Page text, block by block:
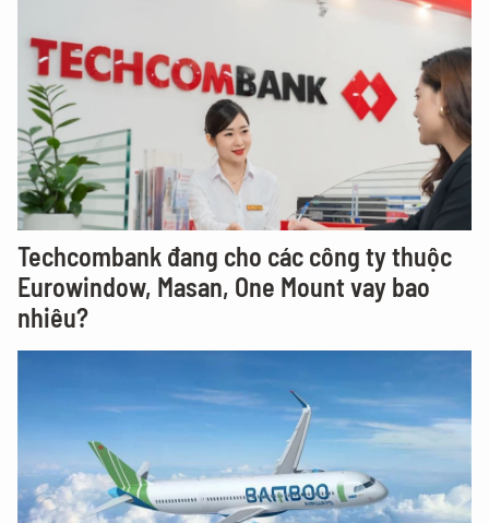
Techcombank đang cho các công ty thuộc
Eurowindow, Masan, One Mount vay bao
nhiêu?